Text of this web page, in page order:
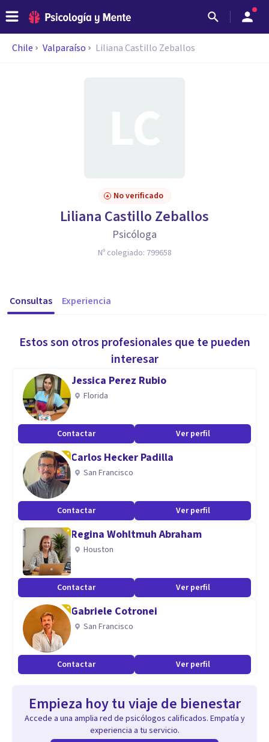
Chile Valparaíso Liliana Castillo Zeballos
No verificado
Liliana Castillo Zeballos
Psicóloga
Nº colegiado: 799658
Consultas Experiencia
Estos son otros profesionales que te pueden
interesar
Jessica Perez Rubio
Florida
Contactar Ver perfil
Carlos Hecker Padilla
San Francisco
Contactar Ver perfil
Regina Wohltmuh Abraham
Houston
Contactar Ver perfil
Gabriele Cotronei
San Francisco
Contactar Ver perfil
Empieza hoy tu viaje de bienestar
Accede a una amplia red de psicólogos calificados. Empatía y
experiencia a tu servicio.